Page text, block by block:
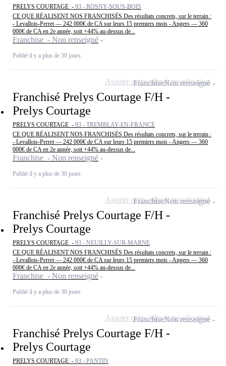
PRELYS COURTAGE - 93 - ROSNY-SOUS-BOIS
CE QUE RÉALISENT NOS FRANCHISÉS Des résultats concrets, sur le terrain :
- Levallois-Perret — 242 000€ de CA sur leurs 15 premiers mois - Angers — 360
000€ de CA en 2e année, soit +44% au-dessus de...
Franchise - Non renseigné
Publié il y a plus de 30 jours
Franchisé Prelys Courtage F/H -
Prelys Courtage
PRELYS COURTAGE - 93 - TREMBLAY-EN-FRANCE
CE QUE RÉALISENT NOS FRANCHISÉS Des résultats concrets, sur le terrain :
- Levallois-Perret — 242 000€ de CA sur leurs 15 premiers mois - Angers — 360
000€ de CA en 2e année, soit +44% au-dessus de...
Franchise - Non renseigné
Publié il y a plus de 30 jours
FranchiseNon renseigné
Ajouter cette offre à ma sélection
Franchisé Prelys Courtage F/H -
Prelys Courtage
PRELYS COURTAGE - 93 - NEUILLY-SUR-MARNE
CE QUE RÉALISENT NOS FRANCHISÉS Des résultats concrets, sur le terrain :
- Levallois-Perret — 242 000€ de CA sur leurs 15 premiers mois - Angers — 360
000€ de CA en 2e année, soit +44% au-dessus de...
Franchise - Non renseigné
Publié il y a plus de 30 jours
FranchiseNon renseigné
Ajouter cette offre à ma sélection
Franchisé Prelys Courtage F/H -
Prelys Courtage
PRELYS COURTAGE - 93 - PANTIN
FranchiseNon renseigné
Ajouter cette offre à ma sélection